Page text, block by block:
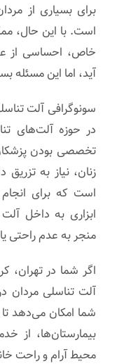
برای بسیاری از
است. با این حال،
خاص، احساسی از
آید، اما این مسئله
سونوگرافی آلت
در حوزه آلت‌های
تخصصی بودن
زنان، نیاز به
است که برای انجام
ابزاری به داخل
منجر به عدم راحتی
اگر شما در تهران،
آلت تناسلی مردان
شما امکان می‌دهد
بیمارستان‌ها، از
محیط آرام و راحت